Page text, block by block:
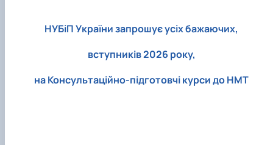
НУБіП України запрошує усіх бажаючих,
вступників 2026 року,
наКонсультаційно-підготовчі курсидо НМТ